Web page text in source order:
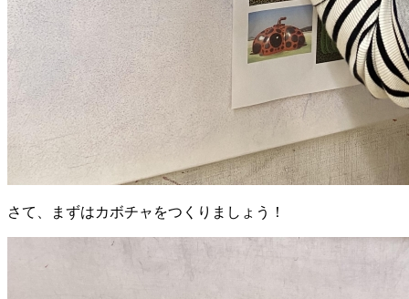
さて、まずはカボチャをつくりましょう！